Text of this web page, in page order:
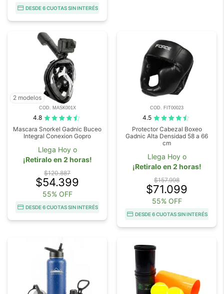
DESDE 6 CUOTAS SIN INTERÉS
2 modelos
COD. MASK001X
4.8
Mascara Snorkel Gadnic Buceo
Integral Conexion Gopro
Llega Hoy o
¡Retiralo en 2 horas!
$120.887
$54.399
55% OFF
DESDE 6 CUOTAS SIN INTERÉS
COD. FIT00023
4.5
Protector Cabezal Boxeo
Gadnic Alta Densidad 58 a 66
cm
Llega Hoy o
¡Retiralo en 2 horas!
$157.998
$71.099
55% OFF
DESDE 6 CUOTAS SIN INTERÉS